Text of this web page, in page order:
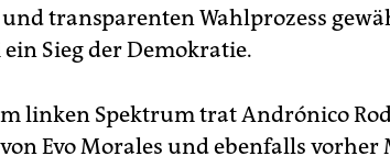
transparenten Wahlprozess
ein Sieg der Demokratie.
linken Spektrum trat Andrónico
Evo Morales und ebenfalls vorher